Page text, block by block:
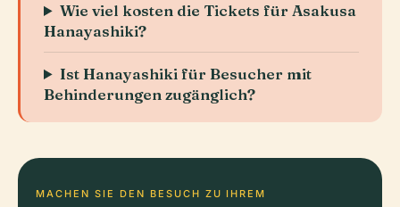
Wie viel kosten die Tickets für Asakusa
Hanayashiki?
Ist Hanayashiki für Besucher mit
Behinderungen zugänglich?
MACHEN SIE DEN BESUCH ZU IHREM